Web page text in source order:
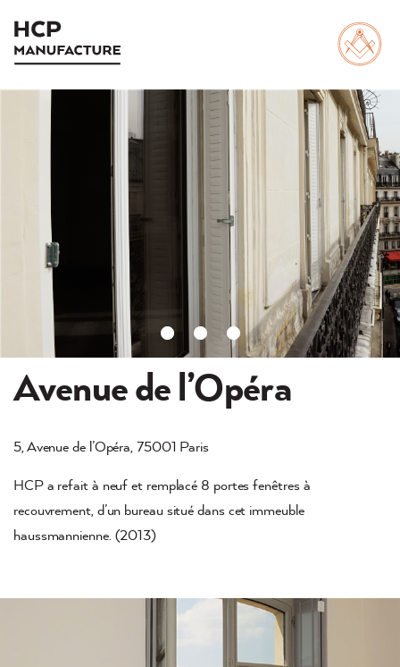
Avenue de l’Opéra
5, Avenue de l’Opéra, 75001 Paris
HCP a refait à neuf et remplacé 8 portes fenêtres à
recouvrement, d’un bureau situé dans cet immeuble
haussmannienne. (2013)